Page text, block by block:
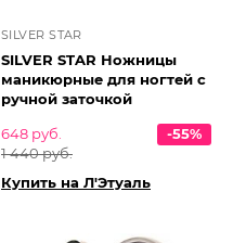
SILVER STAR
SILVER STAR Ножницы
маникюрные для ногтей с
ручной заточкой
648 руб.
1 440 руб.
-55%
Купить на Л'Этуаль